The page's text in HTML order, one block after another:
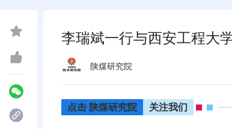
李瑞斌一行与西安工程大
陕煤研究院
点击 陕煤研究院 关注我们